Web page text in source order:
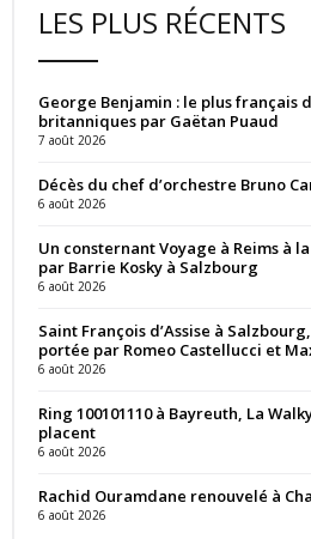
LES PLUS RÉCENTS
George Benjamin : le plus français
britanniques par Gaëtan Puaud
7 août 2026
Décès du chef d’orchestre Bruno
6 août 2026
Un consternant Voyage à Reims à
par Barrie Kosky à Salzbourg
6 août 2026
Saint François d’Assise à
portée par Romeo Castellucci et
6 août 2026
Ring 100101110 à Bayreuth, La
placent
6 août 2026
Rachid Ouramdane renouvelé à
6 août 2026